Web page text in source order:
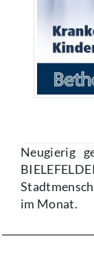
Neugierig
im Monat.